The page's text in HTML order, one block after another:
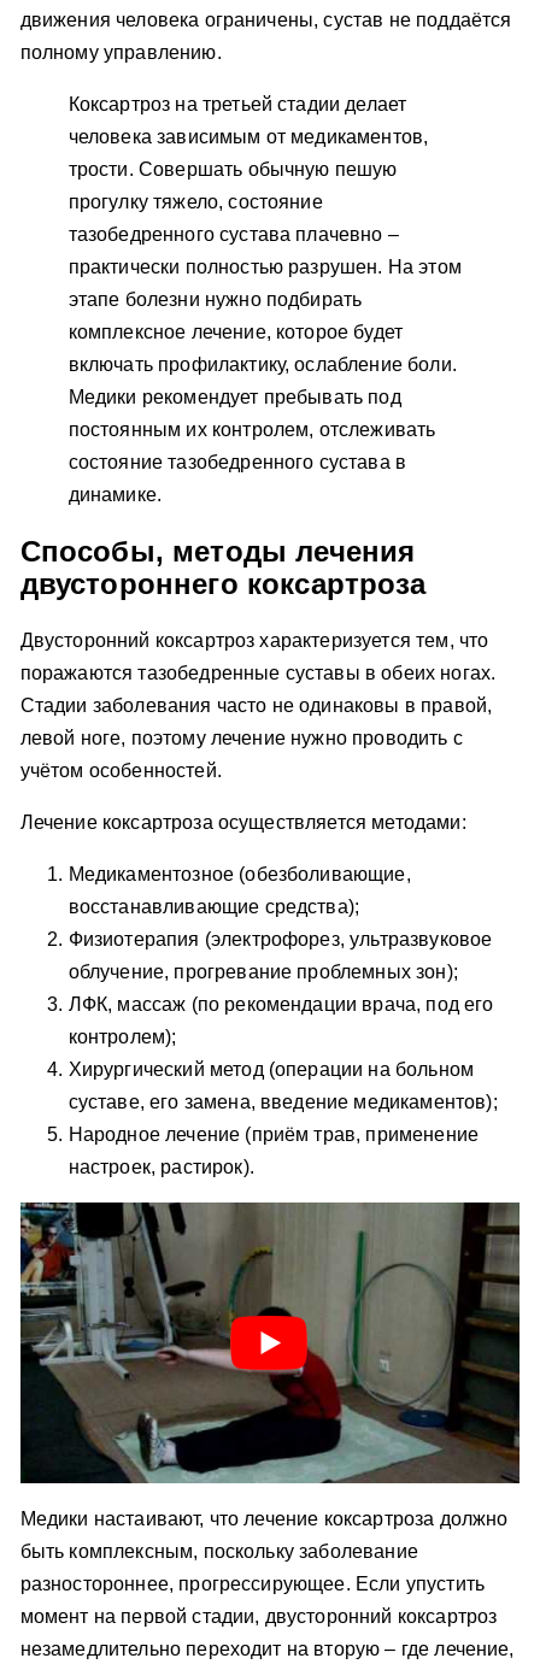
движения человека ограничены, сустав не поддаётся
полному управлению.
Коксартроз на третьей стадии делает
человека зависимым от медикаментов,
трости. Совершать обычную пешую
прогулку тяжело, состояние
тазобедренного сустава плачевно –
практически полностью разрушен. На этом
этапе болезни нужно подбирать
комплексное лечение, которое будет
включать профилактику, ослабление боли.
Медики рекомендует пребывать под
постоянным их контролем, отслеживать
состояние тазобедренного сустава в
динамике.
Способы, методы лечения
двустороннего коксартроза
Двусторонний коксартроз характеризуется тем, что
поражаются тазобедренные суставы в обеих ногах.
Стадии заболевания часто не одинаковы в правой,
левой ноге, поэтому лечение нужно проводить с
учётом особенностей.
Лечение коксартроза осуществляется методами:
Медикаментозное (обезболивающие,
восстанавливающие средства);
Физиотерапия (электрофорез, ультразвуковое
облучение, прогревание проблемных зон);
ЛФК, массаж (по рекомендации врача, под его
контролем);
Хирургический метод (операции на больном
суставе, его замена, введение медикаментов);
Народное лечение (приём трав, применение
настроек, растирок).
Медики настаивают, что лечение коксартроза должно
быть комплексным, поскольку заболевание
разностороннее, прогрессирующее. Если упустить
момент на первой стадии, двусторонний коксартроз
незамедлительно переходит на вторую – где лечение,